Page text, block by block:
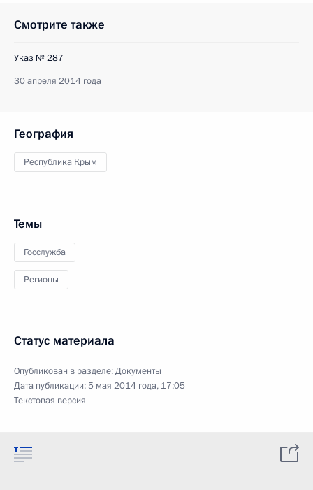
Смотрите также
Указ № 287
30 апреля 2014 года
География
Республика Крым
Темы
Госслужба
Регионы
Статус материала
Опубликован в разделе:Документы
Дата публикации:5 мая 2014 года, 17:05
Текстовая версия